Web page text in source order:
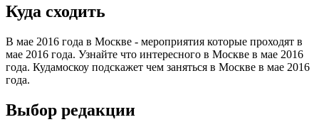
Куда сходить
В мае 2016 года в Москве - мероприятия которые проходят в
мае 2016 года. Узнайте что интересного в Москве в мае 2016
года. Кудамоскоу подскажет чем заняться в Москве в мае 2016
года.
Выбор редакции